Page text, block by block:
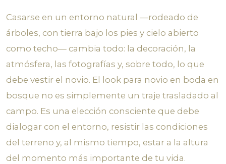
Casarse en un entorno natural —rodeado de
árboles, con tierra bajo los pies y cielo abierto
como techo— cambia todo: la decoración, la
atmósfera, las fotografías y, sobre todo, lo que
debe vestir el novio. El look para novio en boda en
bosque no es simplemente un traje trasladado al
campo. Es una elección consciente que debe
dialogar con el entorno, resistir las condiciones
del terreno y, al mismo tiempo, estar a la altura
del momento más importante de tu vida.